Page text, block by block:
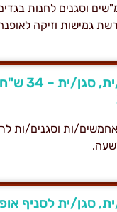
וסגנים לחנות
גמישות וזיקה
מוכר/ת,
ות וסגנים/ות
ית לסניף